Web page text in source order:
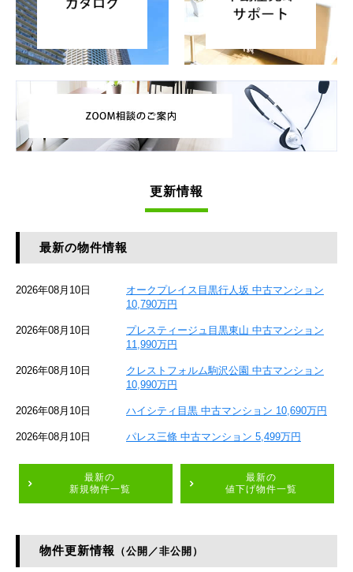
更新情報
最新の物件情報
2026年08月10日
オークプレイス目黒行人坂 中古マンション
10,790万円
2026年08月10日
プレスティージュ目黒東山 中古マンション
11,990万円
2026年08月10日
クレストフォルム駒沢公園 中古マンション
10,990万円
2026年08月10日 ハイシティ目黒 中古マンション 10,690万円
2026年08月10日 パレス三條 中古マンション 5,499万円
最新の
新規物件一覧
最新の
値下げ物件一覧
物件更新情報 （公開／非公開）